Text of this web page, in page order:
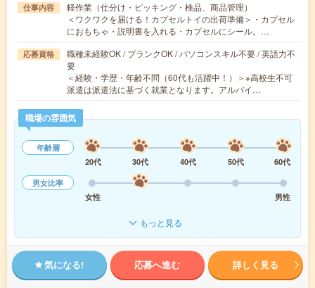
仕事内容
軽作業（仕分け・ピッキング・検品、商品管理）
＜ワクワクを届ける！カプセルトイの出荷準備＞・カプセル
におもちゃ・説明書を入れる・カプセルにシール。…
応募資格
職種未経験OK / ブランクOK / パソコンスキル不要 / 英語力不
要
＜経験・学歴・年齢不問（60代も活躍中！）＞※高校生不可
派遣は派遣法に基づく就業となります。アルバイ…
職場の雰囲気
年齢層
20代
30代 40代 50代
60代
男女比率
女性
男性
もっと見る
気になる! 応募へ進む 詳しく見る